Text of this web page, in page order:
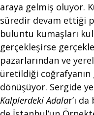
araya gelmiş oluyor.
süredir devam ettiği
buluntu kumaşları
gerçekleşirse
pazarlarından ve
üretildiği coğrafyanın
dönüşüyor. Sergide
Kalplerdeki Adalar’ı